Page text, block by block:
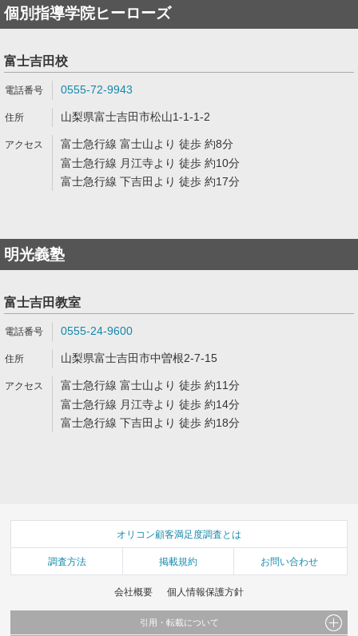
個別指導学院ヒーローズ
富士吉田校
0555-72-9943
山梨県富士吉田市松山1-1-1-2
富士急行線 富士山より 徒歩 約8分
富士急行線 月江寺より 徒歩 約10分
富士急行線 下吉田より 徒歩 約17分
明光義塾
富士吉田教室
0555-24-9600
山梨県富士吉田市中曽根2-7-15
富士急行線 富士山より 徒歩 約11分
富士急行線 月江寺より 徒歩 約14分
富士急行線 下吉田より 徒歩 約18分
オリコン顧客満足度調査とは
調査方法 掲載規約 お問い合わせ
会社概要 個人情報保護方針
引用・転載について